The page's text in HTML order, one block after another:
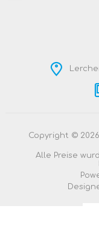
Copyright ©
Alle Preise